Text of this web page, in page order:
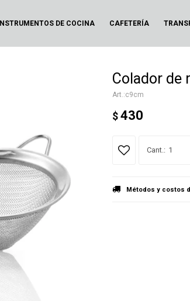
INSTRUMENTOS DE COCINA CAFETERÍA
Colador de
c9cm
$ 430
1
Métodos y costos